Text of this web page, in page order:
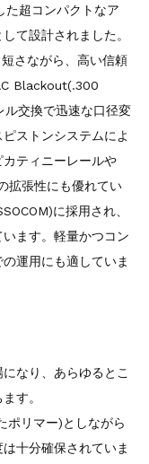
た超コンパクトなア
て設計されました。
さながら、高い信頼
Blackout(.300
交換で迅速な口径変
ストンシステムによ
ティニーレールや
拡張性にも優れてい
に採用され、
ます。軽量かつコン
運用にも適していま
なり、あらゆるとこ
す。
ポリマー)としながら
十分確保されていま